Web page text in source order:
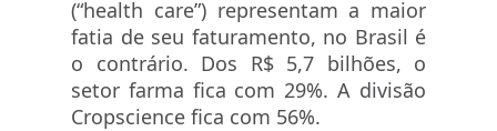
(“health care”) representam a maior
fatia de seu faturamento, no Brasil é
o contrário. Dos R$ 5,7 bilhões, o
setor farma fica com 29%. A divisão
Cropscience fica com 56%.